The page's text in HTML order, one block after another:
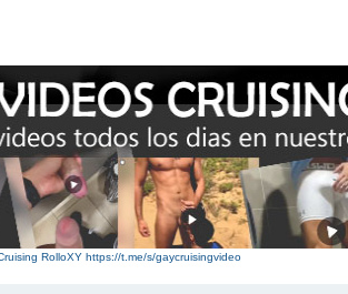
RolloXY https://t.me/s/gaycruisingvideo